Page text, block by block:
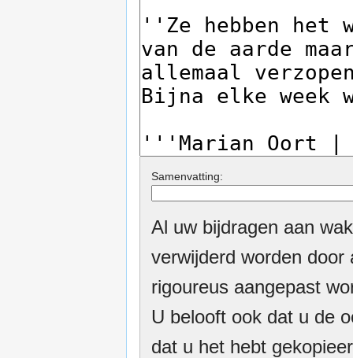
Samenvatting:
Al uw bijdragen aan
verwijderd worden
rigoureus aangepast
U belooft ook dat u de
dat u het hebt